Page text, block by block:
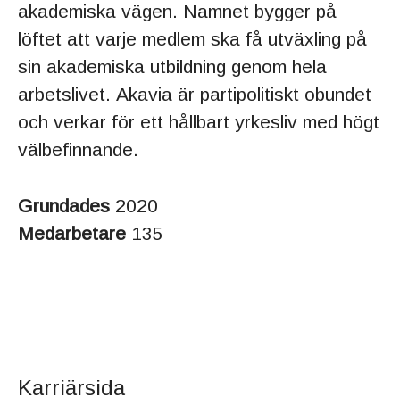
akademiska vägen. Namnet bygger på
löftet att varje medlem ska få utväxling på
sin akademiska utbildning genom hela
arbetslivet. Akavia är partipolitiskt obundet
och verkar för ett hållbart yrkesliv med högt
välbefinnande.
Grundades 2020
Medarbetare 135
Karriärsida